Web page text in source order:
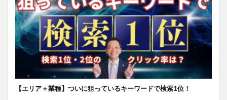
【エリア＋業種】ついに狙っているキーワードで検索1位！